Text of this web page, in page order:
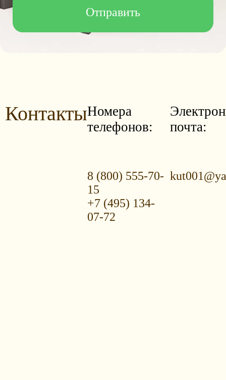
КонтактыНомера
телефонов:
8 (800) 555-70-
15
+7 (495) 134-
07-72
почта: